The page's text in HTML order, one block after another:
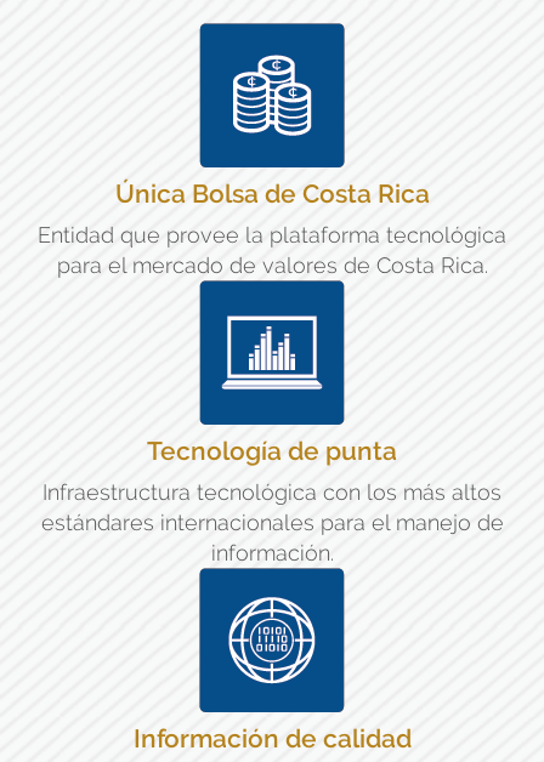
Única Bolsa de Costa Rica
Entidad que provee la plataforma tecnológica
para el mercado de valores de Costa Rica.
Tecnología de punta
Infraestructura tecnológica con los más altos
estándares internacionales para el manejo de
información.
Información de calidad